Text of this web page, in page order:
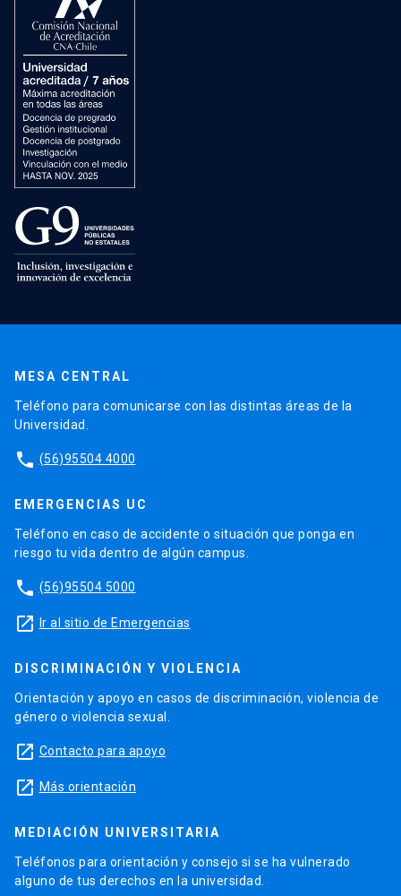
MESA CENTRAL
Teléfono para comunicarse con las distintas áreas de la
Universidad.
phone (56)95504 4000
EMERGENCIAS UC
Teléfono en caso de accidente o situación que ponga en
riesgo tu vida dentro de algún campus.
phone (56)95504 5000
launch Ir al sitio de Emergencias
DISCRIMINACIÓN Y VIOLENCIA
Orientación y apoyo en casos de discriminación, violencia de
género o violencia sexual.
launch Contacto para apoyo
launch Más orientación
MEDIACIÓN UNIVERSITARIA
Teléfonos para orientación y consejo si se ha vulnerado
alguno de tus derechos en la universidad.